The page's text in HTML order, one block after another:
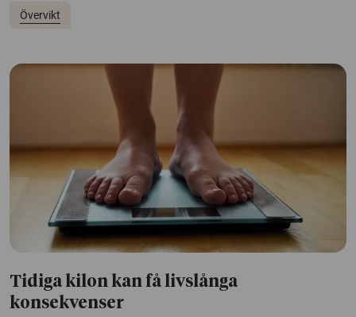
Övervikt
Tidiga kilon kan få livslånga
konsekvenser